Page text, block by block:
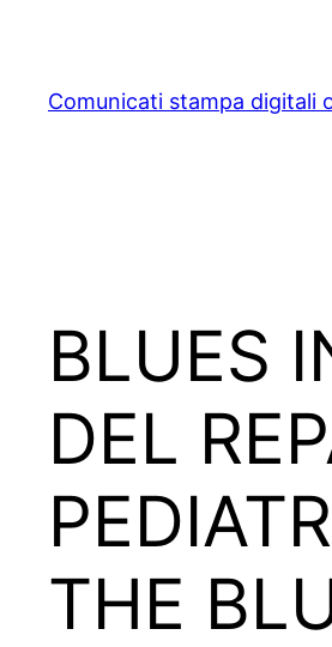
content
Comunicati stampa digitali
BLUES
DEL
THE